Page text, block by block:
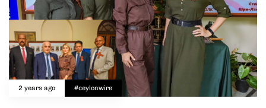
2 years ago #ceylonwire